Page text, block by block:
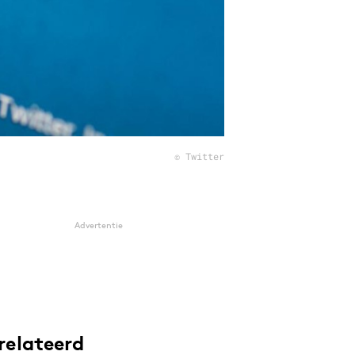
© Twitter
Advertentie